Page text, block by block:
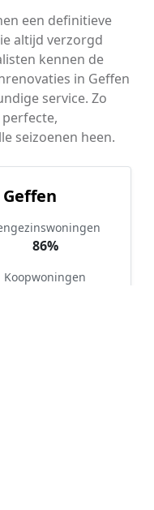
een definitieve
altijd verzorgd
kennen de
in Geffen
service. Zo
seizoenen heen.
86%
Koopwoningen